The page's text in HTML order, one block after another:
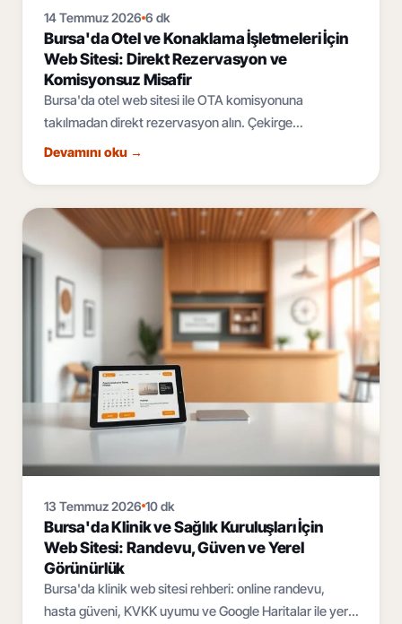
14 Temmuz 2026 6 dk
Bursa'da Otel ve Konaklama İşletmeleri İçin
Web Sitesi: Direkt Rezervasyon ve
Komisyonsuz Misafir
Bursa'da otel web sitesi ile OTA komisyonuna
takılmadan direkt rezervasyon alın. Çekirge
termalinden Uludağ'a, çok dilli ve mobil öncelikli
Devamını oku →
13 Temmuz 2026 10 dk
Bursa'da Klinik ve Sağlık Kuruluşları İçin
Web Sitesi: Randevu, Güven ve Yerel
Görünürlük
Bursa'da klinik web sitesi rehberi: online randevu,
hasta güveni, KVKK uyumu ve Google Haritalar ile yerel